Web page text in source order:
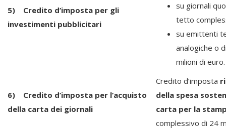
5) Credito d’imposta per gli
investimenti pubblicitari
su giornali
tetto
su emittenti
analogiche o
milioni di euro.
6) Credito d’imposta per l’acquisto
della carta dei giornali
Credito d’imposta
della spesa
carta per la
complessivo di 24